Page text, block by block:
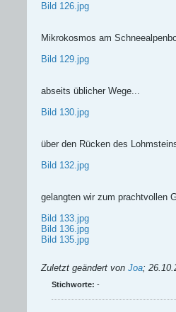
Bild 126.jpg
Mikrokosmos am
Bild 129.jpg
abseits üblicher Wege...
Bild 130.jpg
über den Rücken des
Bild 132.jpg
gelangten wir zum prachtvollen
Bild 133.jpg
Bild 136.jpg
Bild 135.jpg
Zuletzt geändert von Joa;
Stichworte: -